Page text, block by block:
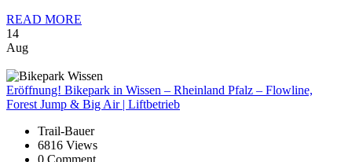
READ MORE
14
Aug
Eröffnung! Bikepark in Wissen – Rheinland Pfalz – Flowline,
Forest Jump & Big Air | Liftbetrieb
Trail-Bauer
6816 Views
0 Comment